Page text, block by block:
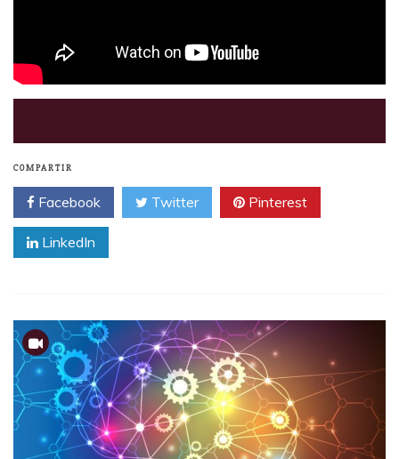
COMPARTIR
Facebook Twitter Pinterest
LinkedIn